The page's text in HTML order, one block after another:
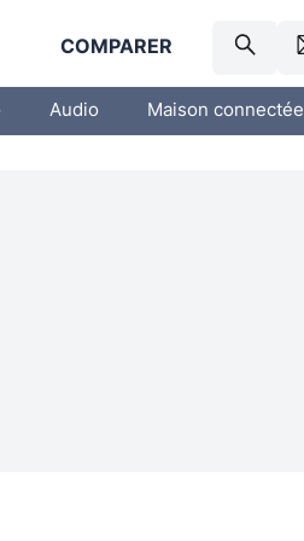
COMPARER
Audio Maison connectée